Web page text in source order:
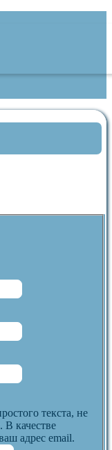
текста, не
качестве
адрес email.